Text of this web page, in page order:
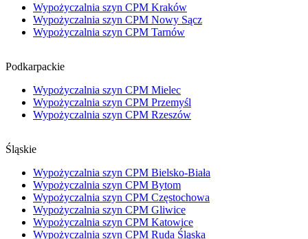
Wypożyczalnia szyn CPM Kraków
Wypożyczalnia szyn CPM Nowy Sącz
Wypożyczalnia szyn CPM Tarnów
Podkarpackie
Wypożyczalnia szyn CPM Mielec
Wypożyczalnia szyn CPM Przemyśl
Wypożyczalnia szyn CPM Rzeszów
Śląskie
Wypożyczalnia szyn CPM Bielsko-Biała
Wypożyczalnia szyn CPM Bytom
Wypożyczalnia szyn CPM Częstochowa
Wypożyczalnia szyn CPM Gliwice
Wypożyczalnia szyn CPM Katowice
Wypożyczalnia szyn CPM Ruda Śląska